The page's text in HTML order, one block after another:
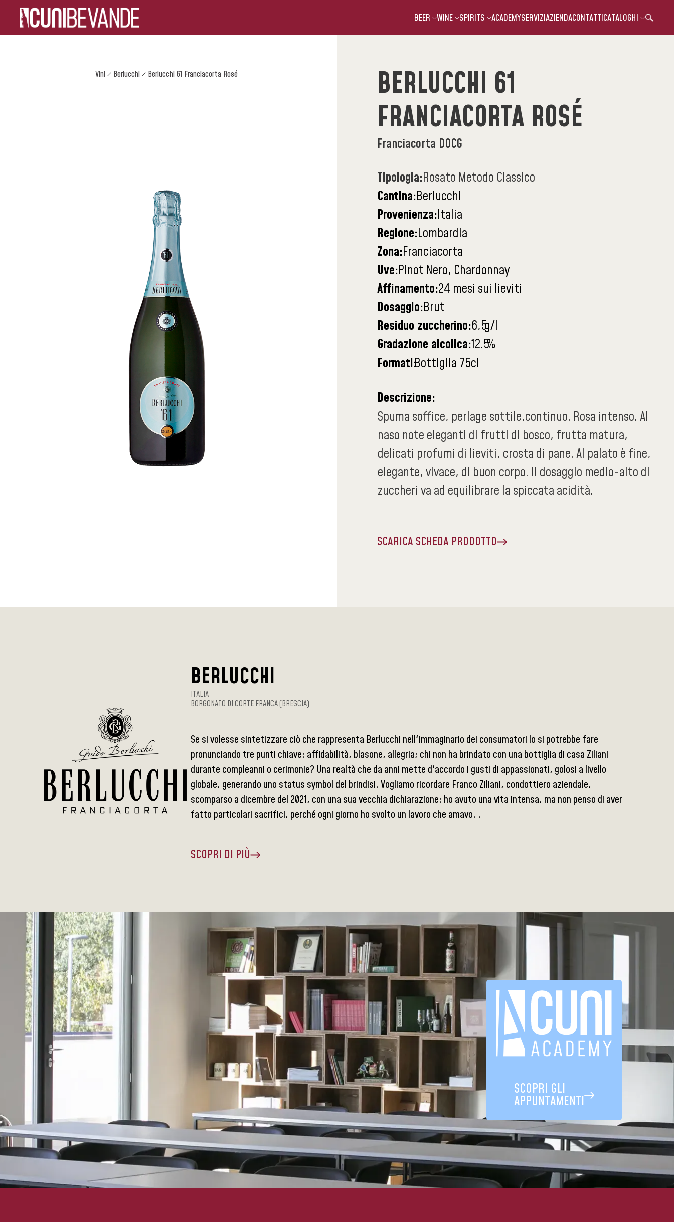
BEER WINE SPIRITS ACADEMYSERVIZIAZIENDACONTATTICATALOGHI
Vini Berlucchi Berlucchi 61 Franciacorta Rosé
BERLUCCHI 61
FRANCIACORTA ROSÉ
Franciacorta DOCG
Tipologia:Rosato Metodo Classico
Cantina:Berlucchi
Provenienza:Italia
Regione:Lombardia
Zona:Franciacorta
Uve:Pinot Nero, Chardonnay
Affinamento:24 mesi sui lieviti
Dosaggio:Brut
Residuo zuccherino:6,5g/l
Gradazione alcolica:12.5%
Formati:Bottiglia 75cl
Descrizione:
Spuma soffice, perlage sottile,continuo. Rosa intenso. Al
naso note eleganti di frutti di bosco, frutta matura,
delicati profumi di lieviti, crosta di pane. Al palato è fine,
elegante, vivace, di buon corpo. Il dosaggio medio-alto di
zuccheri va ad equilibrare la spiccata acidità.
SCARICA SCHEDA PRODOTTO
BERLUCCHI
ITALIA
BORGONATO DI CORTE FRANCA (BRESCIA)
Se si volesse sintetizzare ciò che rappresenta Berlucchi nell'immaginario dei consumatori lo si potrebbe fare
pronunciando tre punti chiave: affidabilità, blasone, allegria; chi non ha brindato con una bottiglia di casa Ziliani
durante compleanni o cerimonie? Una realtà che da anni mette d'accordo i gusti di appassionati, golosi a livello
globale, generando uno status symbol del brindisi. Vogliamo ricordare Franco Ziliani, condottiero aziendale,
scomparso a dicembre del 2021, con una sua vecchia dichiarazione: ho avuto una vita intensa, ma non penso di aver
fatto particolari sacrifici, perché ogni giorno ho svolto un lavoro che amavo. .
SCOPRI DI PIÙ
SCOPRI GLI
APPUNTAMENTI